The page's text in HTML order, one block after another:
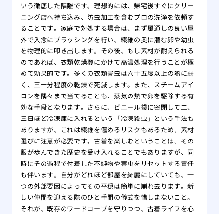
いう徹底した隔離です。理想的には、帰宅後すぐにクリー
ニング店へ持ち込み、防虫加工を含むプロの洗浄を依頼す
ることです。家庭で対処する場合は、まず風通しの良い屋
外で入念にブラッシングを行い、繊維の奥に潜む卵や幼虫
を物理的に叩き出します。その後、もし素材が耐えられる
のであれば、衣類乾燥機にかけて高温処理を行うことが極
めて効果的です。多くの衣類害虫は六十五度以上の熱に弱
く、三十分程度の乾燥で死滅します。また、スチームアイ
ロンを隅々まで当てることも、蒸気の熱で卵を駆除する有
効な手段となります。さらに、ビニール袋に密閉して二、
三日ほど冷凍庫に入れるという「冷凍殺虫」という手法も
ありますが、これは繊維を傷めるリスクもあるため、素材
選びに注意が必要です。古着を楽しむということは、その
服が歩んできた歴史を受け入れることでもありますが、同
時にその過程で付着した不純物や害虫をリセットする責任
も伴います。自分がどれほど部屋を綺麗にしていても、一
つの外部要因によってその平穏は簡単に崩れ去ります。新
しい仲間を迎える際のひと手間の儀式を惜しまないこと。
それが、既存のワードローブを守りつつ、古着ライフを心